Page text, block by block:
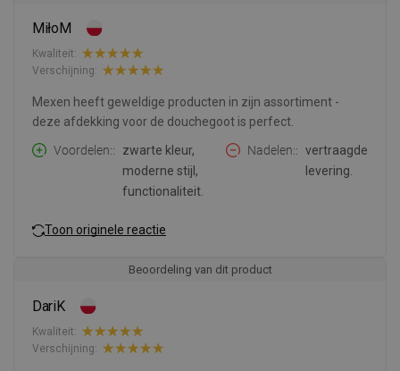
MiłoM
Kwaliteit:
Verschijning:
Mexen heeft geweldige producten in zijn assortiment -
deze afdekking voor de douchegoot is perfect.
Voordelen:
zwarte kleur,
moderne stijl,
functionaliteit.
Nadelen:
vertraagde
levering.
Toon originele reactie
Beoordeling van dit product
DariK
Kwaliteit:
Verschijning: